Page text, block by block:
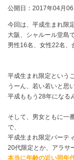
公開日：2017年04月
今回は、平成生まれ限
大阪、シャルール堂島
男性16名、女性22名、
平成生まれ限定という
うーん、若い若いと思
平成ももう28年になる
そして、男女ともに一
で、
平成生まれ限定パーテ
20代限定とか、アラサ
本当に年齢の近い同年